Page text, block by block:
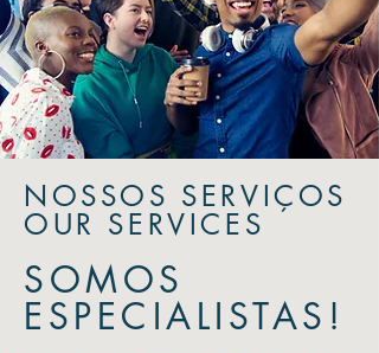
NOSSOS SERVIÇOS
OUR SERVICES
SOMOS
ESPECIALISTAS!